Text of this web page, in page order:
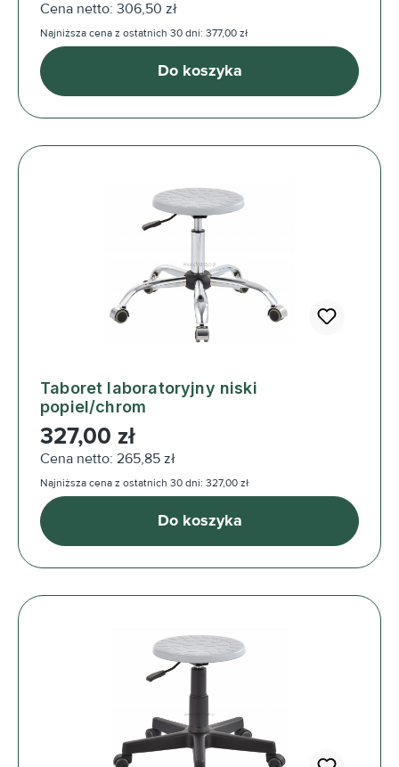
Cena netto: 306,50 zł
Najniższa cena z ostatnich 30 dni: 377,00 zł
Do koszyka
Taboret laboratoryjny niski
popiel/chrom
Cena regularna:
327,00 zł
Cena netto: 265,85 zł
Najniższa cena z ostatnich 30 dni: 327,00 zł
Do koszyka